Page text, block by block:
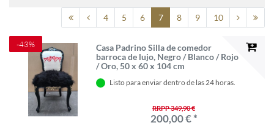
4 5 6 7 8 9 10
-43%
Casa Padrino Silla de comedor
barroca de lujo, Negro / Blanco / Rojo
/ Oro, 50 x 60 x 104 cm
Listo para enviar dentro de las 24 horas.
RRPP 349,90 €
200,00 € *